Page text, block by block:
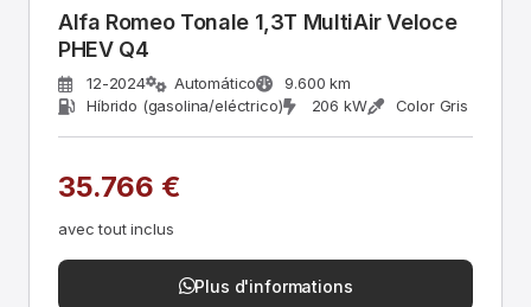
Alfa Romeo Tonale 1,3T MultiAir Veloce
PHEV Q4
12-2024 Automático
9.600 km
Híbrido (gasolina/eléctrico)
206 kW Color Gris
35.766 €
avec tout inclus
Plus d'informations